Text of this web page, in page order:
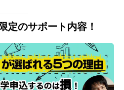
定のサポート内容！